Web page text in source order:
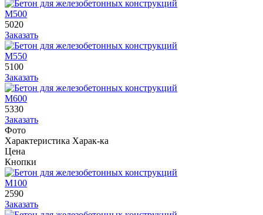
М500
5020
Заказать
М550
5100
Заказать
М600
5330
Заказать
Фото
Характеристика Харак-ка
Цена
Кнопки
М100
2590
Заказать